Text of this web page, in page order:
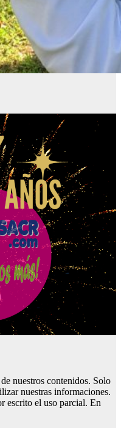
nuestros contenidos. Solo
nuestras informaciones.
escrito el uso parcial. En